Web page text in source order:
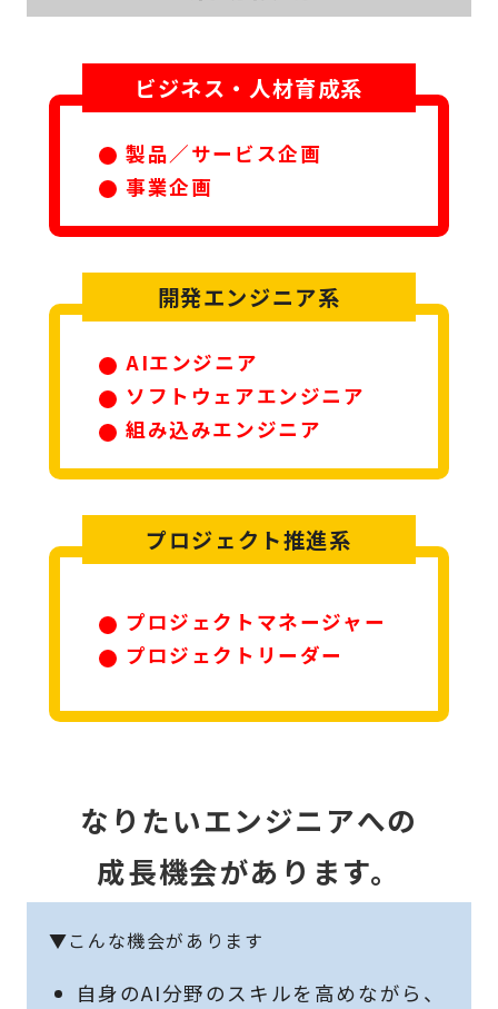
ビジネス・人材育成系
製品／サービス企画
事業企画
開発エンジニア系
AIエンジニア
ソフトウェアエンジニア
組み込みエンジニア
プロジェクト推進系
プロジェクトマネージャー
プロジェクトリーダー
なりたいエンジニアへの
成長機会があります。
▼こんな機会があります
自身のAI分野のスキルを高めながら、